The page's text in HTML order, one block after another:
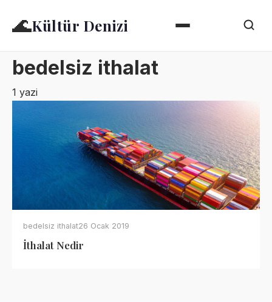
🌊Kültür Denizi
bedelsiz ithalat
1 yazi
bedelsiz ithalat26 Ocak 2019
İthalat Nedir